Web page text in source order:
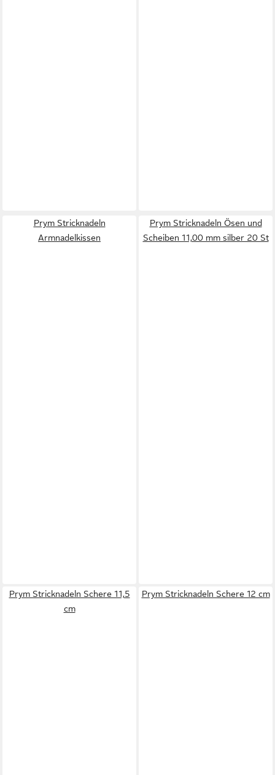
Prym Stricknadeln
Armnadelkissen
Prym Stricknadeln Ösen und
Scheiben 11,00 mm silber 20 St
Prym Stricknadeln Schere 11,5
cm
Prym Stricknadeln Schere 12 cm